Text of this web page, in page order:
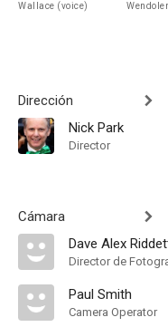
Wallace (voice)
Dirección
Nick Park
Director
Cámara
Dave Alex
Director de
Paul Smith
Camera Operator